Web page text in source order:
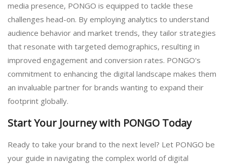
media presence, PONGO is equipped to tackle these
challenges head-on. By employing analytics to understand
audience behavior and market trends, they tailor strategies
that resonate with targeted demographics, resulting in
improved engagement and conversion rates. PONGO's
commitment to enhancing the digital landscape makes them
an invaluable partner for brands wanting to expand their
footprint globally.
Start Your Journey with PONGO Today
Ready to take your brand to the next level? Let PONGO be
your guide in navigating the complex world of digital